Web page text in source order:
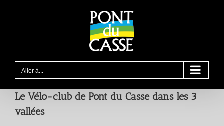
Aller à...
Le Vélo-club de Pont du Casse dans les 3
vallées